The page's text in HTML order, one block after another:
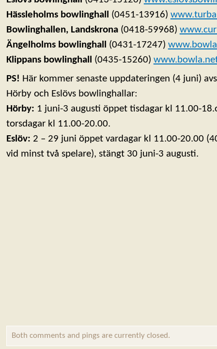
Hässleholms bowlinghall (0451-13916)
Bowlinghallen, Landskrona(0418-59968)
Ängelholms bowlinghall (0431-17247)
Klippans bowlinghall (0435-15260)
PS! Här kommer senaste uppdateringen (4 juni)
Hörby och Eslövs bowlinghallar:
Hörby: 1 juni-3 augusti öppet tisdagar kl 11.00-
torsdagar kl 11.00-20.00.
Eslöv: 2 – 29 juni öppet vardagar kl 11.00-20.00
vid minst två spelare), stängt 30 juni-3 augusti.
Both comments and pings are currently closed.